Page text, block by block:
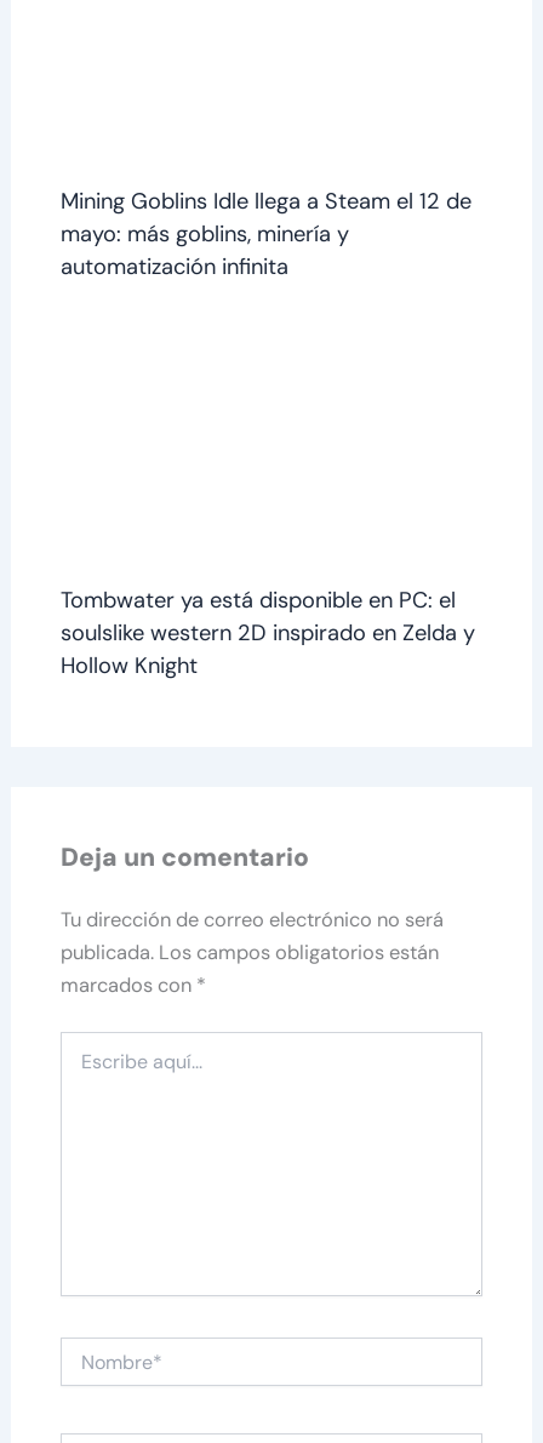
Mining Goblins Idle llega a Steam el 12 de
mayo: más goblins, minería y
automatización infinita
Tombwater ya está disponible en PC: el
soulslike western 2D inspirado en Zelda y
Hollow Knight
Deja un comentario
Tu dirección de correo electrónico no será
publicada. Los campos obligatorios están
marcados con *
aquí...